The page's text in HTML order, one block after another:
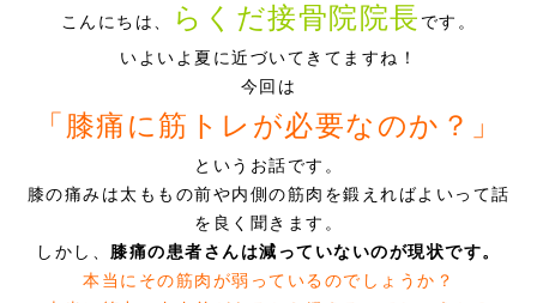
お知らせ
採用情報
こんにちは、 らくだ接骨院院長 です。
いよいよ夏に近づいてきてますね！
今回は
「膝痛に筋トレが必要なのか？」
というお話です。
膝の痛みは太ももの前や内側の筋肉を鍛えればよいって話
を良く聞きます。
しかし、 膝痛の患者さんは減っていないのが現状です。
本当にその筋肉が弱っているのでしょうか？